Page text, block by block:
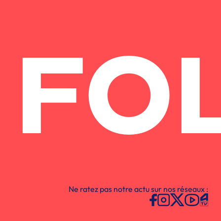
Ne ratez pas notre actu sur nos réseaux :